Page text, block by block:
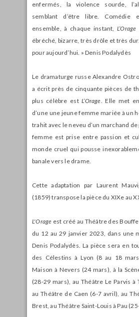
enfermés, la violence sourde,
semblant d’être libre. Comédie
ensemble, à chaque instant,L’Orage
ébréché, bizarre, très drôle et très
pour aujourd’hui. » Denis Podalydès
Le dramaturge russe Alexandre
a écrit près de cinquante pièces de
plus célèbre estL’Orage. Elle met
d’une une jeune femme mariée à un
trahit avec le neveu d’un marchand de
femme est prise entre passion et
monde cruel qui pousse
banale vers le drame.
Cette adaptation par Laurent
(1859) transpose la pièce du XIXe au
L'Orage est créé au Théâtre des
du 12 au 29 janvier 2023, dans une
Denis Podalydès. La pièce sera en
des Célestins à Lyon (8 au 18
Maison à Nevers (24 mars), à la
(28-29 mars), au Théâtre Le Parvis à
au Théâtre de Caen (6-7 avril), au
Brest, au Théâtre Saint-Louis à Pau